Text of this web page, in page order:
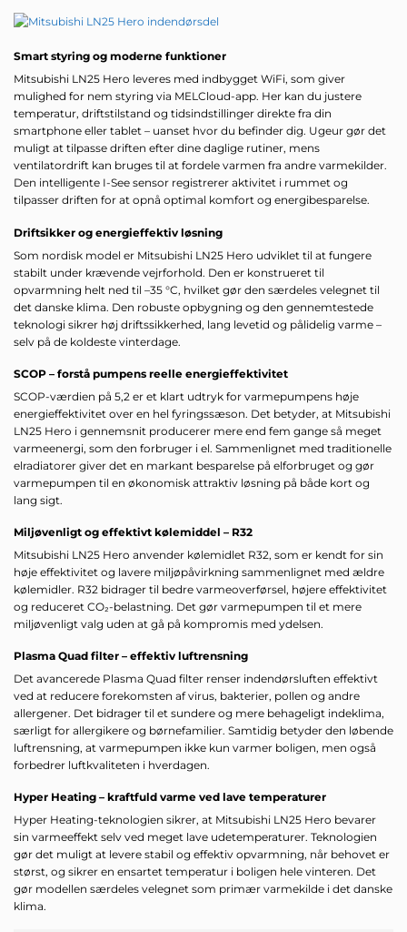
Smart styring og moderne funktioner
Mitsubishi LN25 Hero leveres med indbygget WiFi, som giver
mulighed for nem styring via MELCloud-app. Her kan du justere
temperatur, driftstilstand og tidsindstillinger direkte fra din
smartphone eller tablet – uanset hvor du befinder dig. Ugeur gør det
muligt at tilpasse driften efter dine daglige rutiner, mens
ventilatordrift kan bruges til at fordele varmen fra andre varmekilder.
Den intelligente I-See sensor registrerer aktivitet i rummet og
tilpasser driften for at opnå optimal komfort og energibesparelse.
Driftsikker og energieffektiv løsning
Som nordisk model er Mitsubishi LN25 Hero udviklet til at fungere
stabilt under krævende vejrforhold. Den er konstrueret til
opvarmning helt ned til –35 °C, hvilket gør den særdeles velegnet til
det danske klima. Den robuste opbygning og den gennemtestede
teknologi sikrer høj driftssikkerhed, lang levetid og pålidelig varme –
selv på de koldeste vinterdage.
SCOP – forstå pumpens reelle energieffektivitet
SCOP-værdien på 5,2 er et klart udtryk for varmepumpens høje
energieffektivitet over en hel fyringssæson. Det betyder, at Mitsubishi
LN25 Hero i gennemsnit producerer mere end fem gange så meget
varmeenergi, som den forbruger i el. Sammenlignet med traditionelle
elradiatorer giver det en markant besparelse på elforbruget og gør
varmepumpen til en økonomisk attraktiv løsning på både kort og
lang sigt.
Miljøvenligt og effektivt kølemiddel – R32
Mitsubishi LN25 Hero anvender kølemidlet R32, som er kendt for sin
høje effektivitet og lavere miljøpåvirkning sammenlignet med ældre
kølemidler. R32 bidrager til bedre varmeoverførsel, højere effektivitet
og reduceret CO₂-belastning. Det gør varmepumpen til et mere
miljøvenligt valg uden at gå på kompromis med ydelsen.
Plasma Quad filter – effektiv luftrensning
Det avancerede Plasma Quad filter renser indendørsluften effektivt
ved at reducere forekomsten af virus, bakterier, pollen og andre
allergener. Det bidrager til et sundere og mere behageligt indeklima,
særligt for allergikere og børnefamilier. Samtidig betyder den løbende
luftrensning, at varmepumpen ikke kun varmer boligen, men også
forbedrer luftkvaliteten i hverdagen.
Hyper Heating – kraftfuld varme ved lave temperaturer
Hyper Heating-teknologien sikrer, at Mitsubishi LN25 Hero bevarer
sin varmeeffekt selv ved meget lave udetemperaturer. Teknologien
gør det muligt at levere stabil og effektiv opvarmning, når behovet er
størst, og sikrer en ensartet temperatur i boligen hele vinteren. Det
gør modellen særdeles velegnet som primær varmekilde i det danske
klima.